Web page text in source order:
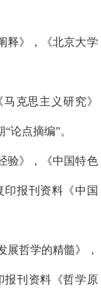
释》，《北京大学
克思主义研究》
“论点摘编”。
验》，《中国特色
印报刊 资料《中国
展哲学的精髓》，
报刊 资料《哲学原